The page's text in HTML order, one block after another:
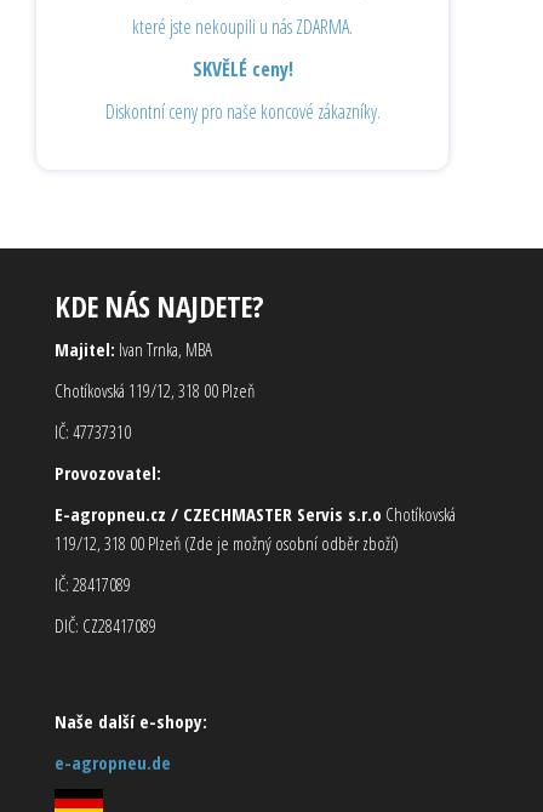
které jste nekoupili u nás ZDARMA.
SKVĚLÉ ceny!
Diskontní ceny pro naše koncové zákazníky.
KDE NÁS NAJDETE?
Majitel: Ivan Trnka, MBA
Chotíkovská 119/12, 318 00 Plzeň
IČ: 47737310
Provozovatel:
E-agropneu.cz / CZECHMASTER Servis s.r.o Chotíkovská
119/12, 318 00 Plzeň (Zde je možný osobní odběr zboží)
IČ: 28417089
DIČ: CZ28417089
Naše další e-shopy:
e-agropneu.de